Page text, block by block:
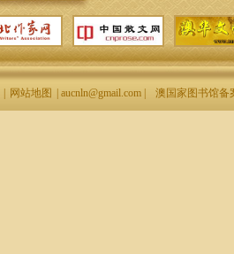
网站地图 | aucnln@gmail.com | 澳国家图书馆备